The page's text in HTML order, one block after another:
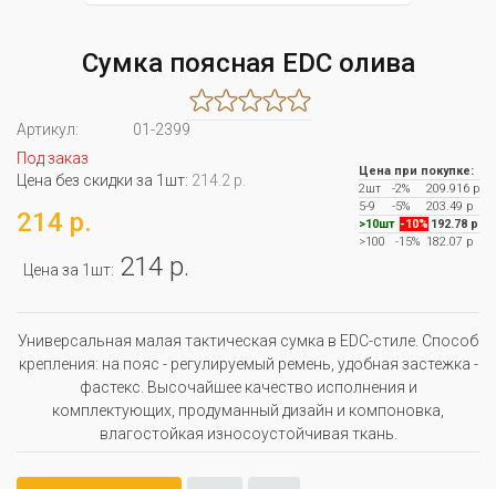
Сумка поясная EDC олива
Артикул:
01-2399
Под заказ
Цена без скидки за 1шт: 214.2 р.
214 р.
Цена за 1шт: 214 р.
Цена при покупке:
2шт
-2%
209.916 р
5-9
-5%
203.49 р
>10шт -10% 192.78 р
>100
-15% 182.07 р
Универсальная малая тактическая сумка в EDC-стиле. Способ
крепления: на пояс - регулируемый ремень, удобная застежка -
фастекс. Высочайшее качество исполнения и
комплектующих, продуманный дизайн и компоновка,
влагостойкая износоустойчивая ткань.